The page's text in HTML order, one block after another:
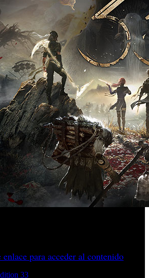
para acceder al contenido
33